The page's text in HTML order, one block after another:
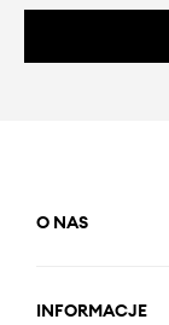
O NAS
INFORMACJE